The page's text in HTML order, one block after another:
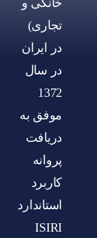
خانگی و
تجاری)
در ایران
در سال
1372
موفق به
دریافت
پروانه
کاربرد
استاندارد
ISIRI